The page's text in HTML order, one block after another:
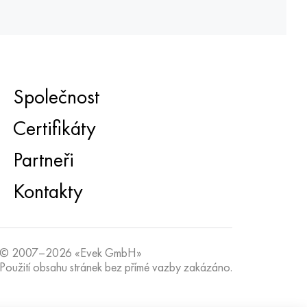
Společnost
Certifikáty
Partneři
Kontakty
© 2007–2026 «Evek GmbH»
Použití obsahu stránek bez přímé vazby zakázáno.